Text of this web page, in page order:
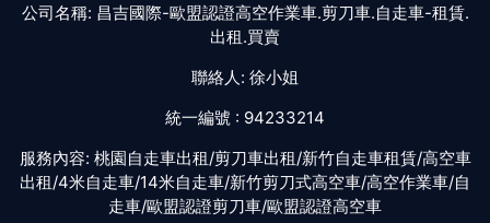
公司名稱: 昌吉國際-歐盟認證高空作業車.剪刀車.自走車-租賃.
出租.買賣
聯絡人: 徐小姐
統一編號 : 94233214
服務內容: 桃園自走車出租/剪刀車出租/新竹自走車租賃/高空車
出租/4米自走車/14米自走車/新竹剪刀式高空車/高空作業車/自
走車/歐盟認證剪刀車/歐盟認證高空車